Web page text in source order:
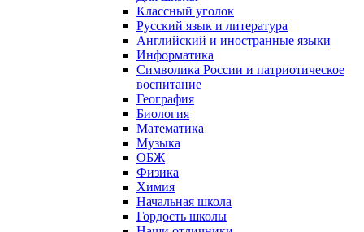
Классный уголок
Русский язык и литература
Английский и иностранные языки
Информатика
Символика России и патриотическое
воспитание
География
Биология
Математика
Музыка
ОБЖ
Физика
Химия
Начальная школа
Гордость школы